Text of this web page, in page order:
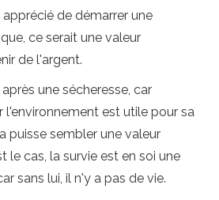
apprécié de démarrer une
ce serait une valeur
de l'argent.
une sécheresse, car
est utile pour sa
puisse sembler une valeur
le cas, la survie est en soi une
sans lui, il n'y a pas de vie.